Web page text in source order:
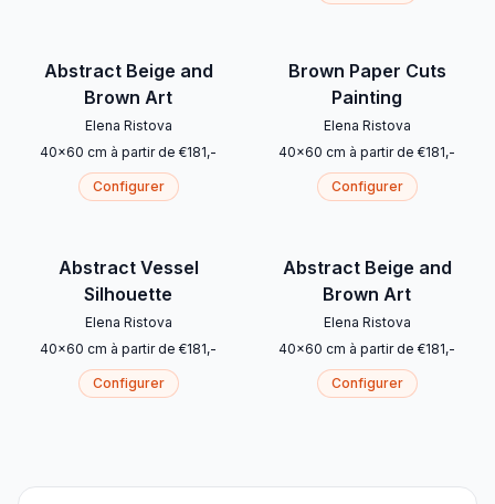
Abstract Beige and
Brown Art
Elena Ristova
40x60 cm à partir de €181,-
Configurer
Brown Paper Cuts
Painting
Elena Ristova
40x60 cm à partir de €181,-
Configurer
Abstract Vessel
Silhouette
Elena Ristova
40x60 cm à partir de €181,-
Configurer
Abstract Beige and
Brown Art
Elena Ristova
40x60 cm à partir de €181,-
Configurer